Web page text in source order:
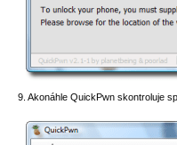
9. Akonáhle QuickPwn skontroluje